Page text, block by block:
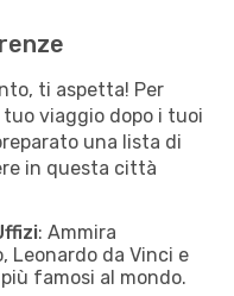
ti aspetta! Per
viaggio dopo i tuoi
una lista di
in questa città
: Ammira
Leonardo da Vinci e
famosi al mondo.